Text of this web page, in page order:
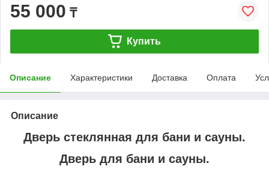
55 000 ₸
Купить
Описание Характеристики Доставка Оплата
Описание
Дверь стеклянная для бани и сауны.
Дверь для бани и сауны.